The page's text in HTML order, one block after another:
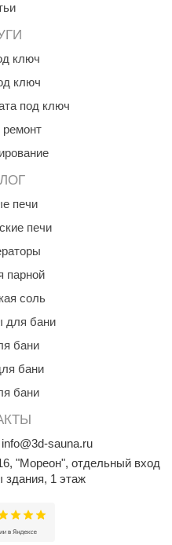
ключ
ключ
под ключ
печи
печи
парной
соль
для бани
бани
бани
бани
info@3d-sauna.ru
"Мореон", отдельный вход
здания, 1 этаж